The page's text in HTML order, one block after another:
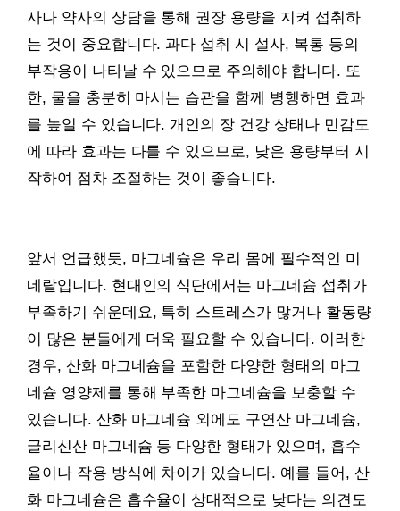
사나 약사의 상담을 통해 권장 용량을 지켜 섭취하
는 것이 중요합니다. 과다 섭취 시 설사, 복통 등의
부작용이 나타날 수 있으므로 주의해야 합니다. 또
한, 물을 충분히 마시는 습관을 함께 병행하면 효과
를 높일 수 있습니다. 개인의 장 건강 상태나 민감도
에 따라 효과는 다를 수 있으므로, 낮은 용량부터 시
작하여 점차 조절하는 것이 좋습니다.
앞서 언급했듯, 마그네슘은 우리 몸에 필수적인 미
네랄입니다. 현대인의 식단에서는 마그네슘 섭취가
부족하기 쉬운데요, 특히 스트레스가 많거나 활동량
이 많은 분들에게 더욱 필요할 수 있습니다. 이러한
경우, 산화 마그네슘을 포함한 다양한 형태의 마그
네슘 영양제를 통해 부족한 마그네슘을 보충할 수
있습니다. 산화 마그네슘 외에도 구연산 마그네슘,
글리신산 마그네슘 등 다양한 형태가 있으며, 흡수
율이나 작용 방식에 차이가 있습니다. 예를 들어, 산
화 마그네슘은 흡수율이 상대적으로 낮다는 의견도